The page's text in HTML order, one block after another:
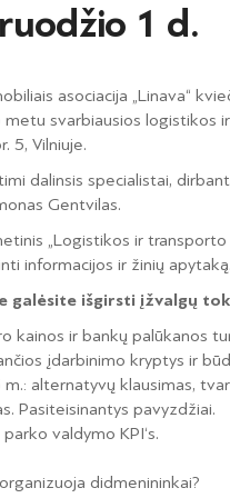
1 d.
asociacija „Linava“
svarbiausios logistikos
5, Vilniuje.
dalinsis specialistai,
Gentvilas.
„Logistikos ir
informacijos ir žinių apytaką.
išgirsti įžvalgų
kainos ir bankų palūkanos
įdarbinimo kryptys ir
alternatyvų klausimas,
Pasiteisinantys pavyzdžiai.
valdymo KPI‘s.
didmenininkai?